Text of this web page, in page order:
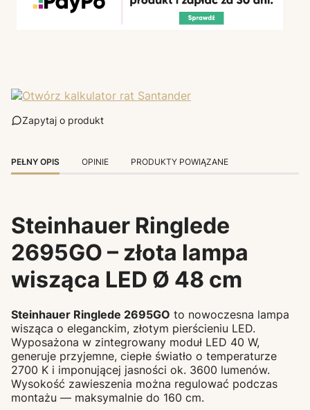
Zapytaj o produkt
PEŁNY OPIS OPINIE PRODUKTY POWIĄZANE
Steinhauer Ringlede
2695GO – złota lampa
wisząca LED Ø 48 cm
Steinhauer Ringlede 2695GO to nowoczesna lampa
wisząca o eleganckim, złotym pierścieniu LED.
Wyposażona w zintegrowany moduł LED 40 W,
generuje przyjemne, ciepłe światło o temperaturze
2700 K i imponującej jasności ok. 3600 lumenów.
Wysokość zawieszenia można regulować podczas
montażu — maksymalnie do 160 cm.